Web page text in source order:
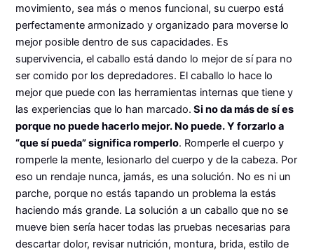
movimiento, sea más o menos funcional, su cuerpo está
perfectamente armonizado y organizado para moverse lo
mejor posible dentro de sus capacidades. Es
supervivencia, el caballo está dando lo mejor de sí para no
ser comido por los depredadores. El caballo lo hace lo
mejor que puede con las herramientas internas que tiene y
las experiencias que lo han marcado. Si no da más de sí es
porque no puede hacerlo mejor. No puede. Y forzarlo a
“que sí pueda” significa romperlo. Romperle el cuerpo y
romperle la mente, lesionarlo del cuerpo y de la cabeza. Por
eso un rendaje nunca, jamás, es una solución. No es ni un
parche, porque no estás tapando un problema la estás
haciendo más grande. La solución a un caballo que no se
mueve bien sería hacer todas las pruebas necesarias para
descartar dolor, revisar nutrición, montura, brida, estilo de